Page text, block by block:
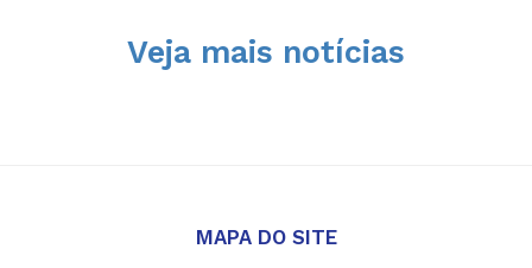
Veja mais notícias
MAPA DO SITE